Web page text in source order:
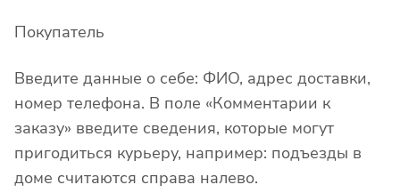
Покупатель
Введите данные о себе: ФИО, адрес доставки,
номер телефона. В поле «Комментарии к
заказу» введите сведения, которые могут
пригодиться курьеру, например: подъезды в
доме считаются справа налево.